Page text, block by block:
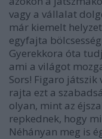
vagy a vállalat
már kiemelt
egyfajta
Gyerekkora óta
ami a világot
Sors! Figaro
rajta ezt a
olyan, mint az
repkednek, hogy
Néhányan meg is